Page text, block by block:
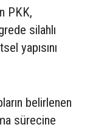
PKK,
silahlı
yapısını
belirlenen
sürecine